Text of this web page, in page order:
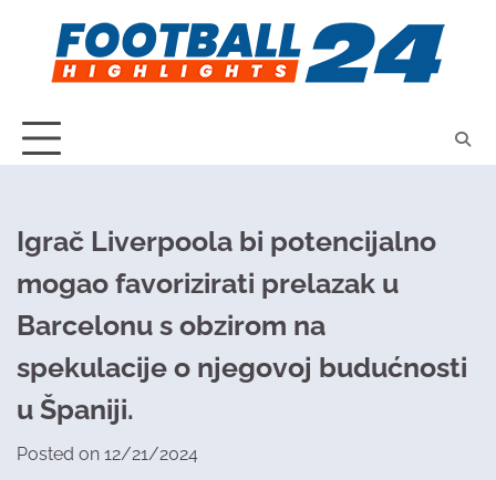
content
Igrač Liverpoola bi potencijalno
mogao favorizirati prelazak u
Barcelonu s obzirom na
spekulacije o njegovoj budućnosti
u Španiji.
Posted on 12/21/2024